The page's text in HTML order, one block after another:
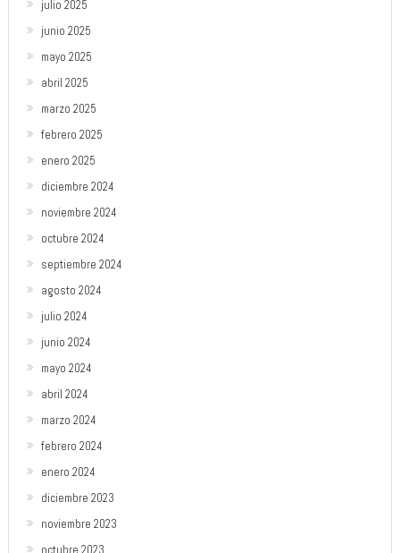
julio 2025
junio 2025
mayo 2025
abril 2025
marzo 2025
febrero 2025
enero 2025
diciembre 2024
noviembre 2024
octubre 2024
septiembre 2024
agosto 2024
julio 2024
junio 2024
mayo 2024
abril 2024
marzo 2024
febrero 2024
enero 2024
diciembre 2023
noviembre 2023